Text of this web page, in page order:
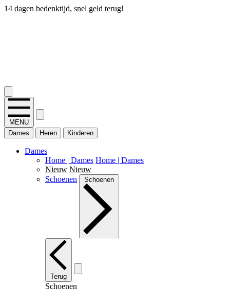
14 dagen bedenktijd, snel geld terug!
MENU
Dames
Heren Kinderen
Dames
Home | Dames Home | Dames
Nieuw Nieuw
Schoenen
Schoenen
Terug
Schoenen